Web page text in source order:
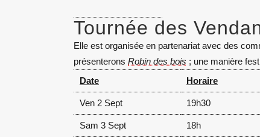
Tournée des
Elle est organisée en partenariat avec des
présenterons Robin des bois ; une manière
Date
Horaire
Ven 2 Sept 19h30
Sam 3 Sept 18h